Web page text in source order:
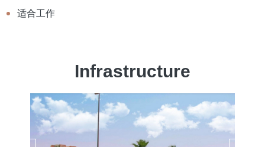
适合工作
Infrastructure